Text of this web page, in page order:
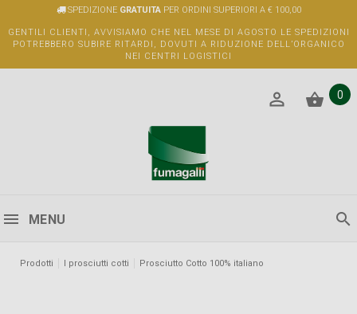
SPEDIZIONE GRATUITAPER ORDINI SUPERIORI A € 100,00
GENTILI CLIENTI, AVVISIAMO CHE NEL MESE DI AGOSTO LE SPEDIZIONI
POTREBBERO SUBIRE RITARDI, DOVUTI A RIDUZIONE DELL’ORGANICO
NEI CENTRI LOGISTICI
0
MENU
Prodotti I prosciutti cotti Prosciutto Cotto 100% italiano